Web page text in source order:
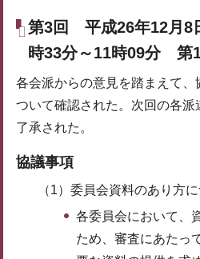
第3回 平成26年12月8
時33分～11時09分 第
各会派からの意見を踏まえて、
ついて確認された。次回の各
了承された。
協議事項
（1）委員会資料のあり方
各委員会において、
ため、審査にあたっ